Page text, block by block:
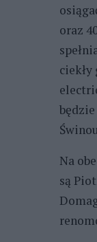
oraz
Na
są